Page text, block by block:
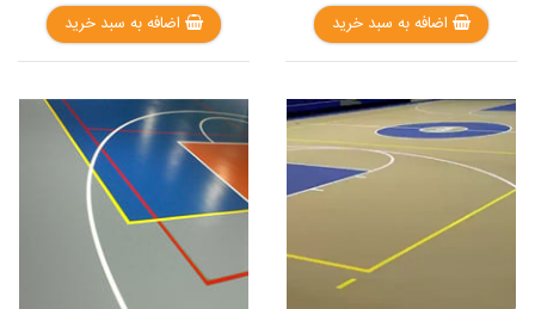
اضافه به سبد خرید اضافه به سبد خرید